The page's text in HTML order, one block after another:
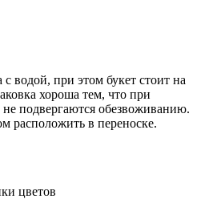
с водой, при этом букет стоит на
хороша тем, что при
подвергаются обезвоживанию.
расположить в переноске.
цветов